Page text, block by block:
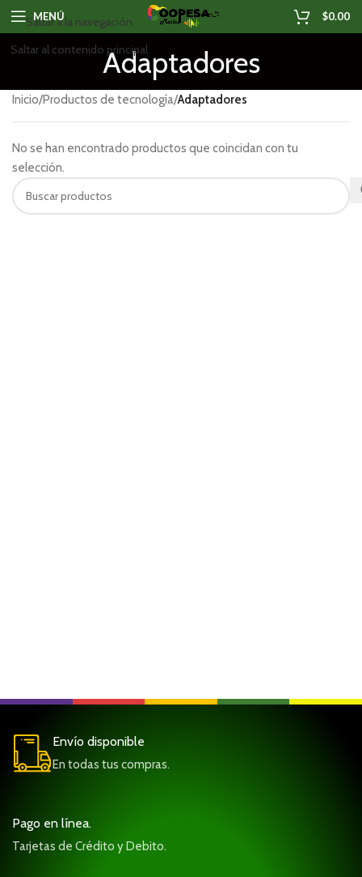
Saltar a la navegación
Saltar al contenido principal
MENÚ $0.00
Adaptadores
Inicio/Productos de tecnología/Adaptadores
No se han encontrado productos que coincidan con tu
selección.
Envío disponible
En todas tus compras.
Pago en línea.
Tarjetas de Crédito y Debito.